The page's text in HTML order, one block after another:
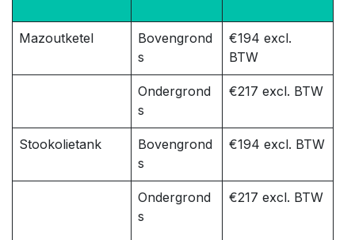
Mazoutketel
Bovengrond
s
€194 excl.
BTW
Ondergrond
s
€217 excl. BTW
Stookolietank
Bovengrond
s
€194 excl. BTW
Ondergrond
s
€217 excl. BTW